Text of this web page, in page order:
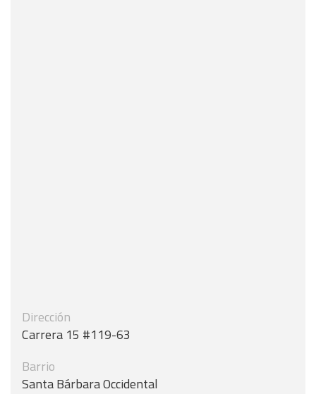
Dirección
Carrera 15 #119-63
Barrio
Santa Bárbara Occidental